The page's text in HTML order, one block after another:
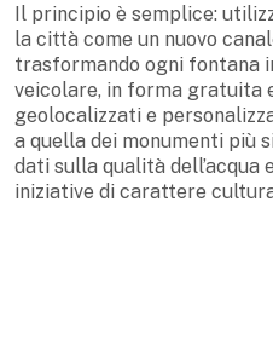
Il principio è semplice:
la città come un nuovo
trasformando ogni fontana
veicolare, in forma gratuita
geolocalizzati e
a quella dei monumenti più
dati sulla qualità dell’acqua
iniziative di carattere